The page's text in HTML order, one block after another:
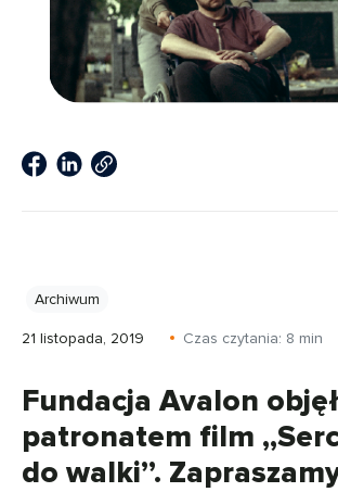
Archiwum
21 listopada, 2019 Czas czytania: 8 min
Fundacja Avalon
patronatem film
do walki”.